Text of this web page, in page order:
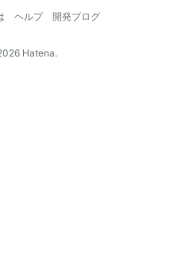
ヘルプ
開発ブログ
Hatena.